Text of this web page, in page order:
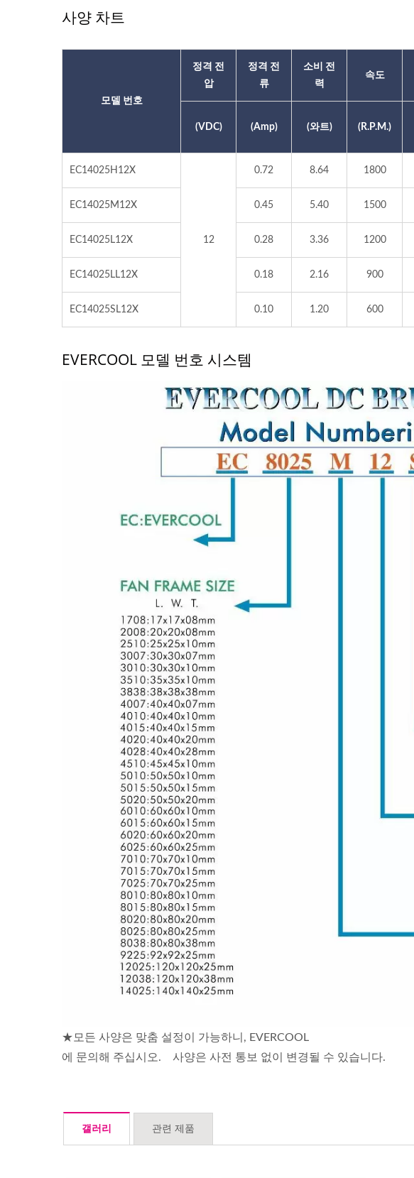
사양 차트
모델 번호
정격 전
압
정격 전
류
소비 전
력
속도
(VDC) (Amp) (와트) (R.P.M.)
EC14025H12X
12
0.72 8.64 1800
EC14025M12X 0.45 5.40 1500
EC14025L12X 0.28 3.36 1200
EC14025LL12X 0.18 2.16 900
EC14025SL12X 0.10 1.20 600
EVERCOOL 모델 번호 시스템
★모든 사양은 맞춤 설정이 가능하니, EVERCOOL
에 문의해 주십시오. 사양은 사전 통보 없이 변경될 수 있습니다.
갤러리 관련 제품